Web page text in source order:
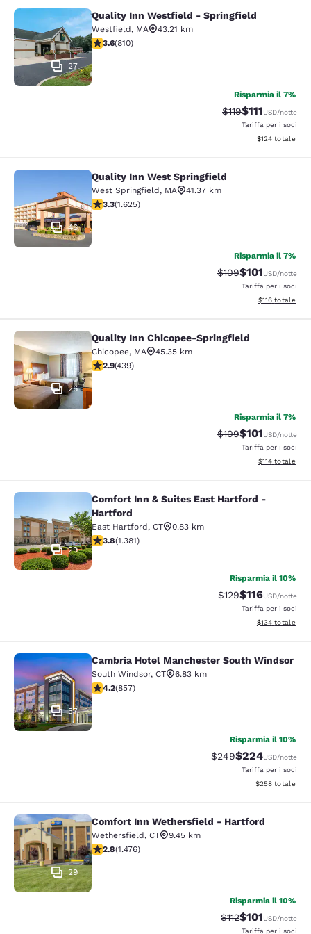
Quality Inn Westfield - Springfield
27
Quality Inn Westfield - Springfield
Westfield, MA
43.21 km
Valutazione di 3.6 stelle. Buono. 810 recensioni
3.6(810)
Risparmia il 7%
Tariffa di
$119Tariffa
$111USD/notte
Tariffa per i soci
Visualizza i
$124 totale
Quality Inn West Springfield
46
Quality Inn West Springfield
West Springfield, MA
41.37 km
Valutazione di 3.3 stelle. Buono. 1625 recensioni
3.3(1.625)
Risparmia il 7%
Tariffa di barratura:
$109Tariffa
$101USD/notte
Tariffa per i soci
Visualizza i
$116 totale
Quality Inn Chicopee-Springfield
26
Quality Inn Chicopee-Springfield
Chicopee, MA
45.35 km
Valutazione di 2.87 stelle. Discreto. 439 recensioni
2.9(439)
Risparmia il 7%
Tariffa di barratura:
$109Tariffa
$101USD/notte
Tariffa per i soci
Visualizza i
$114 totale
Comfort Inn & Suites East
29
Comfort Inn & Suites East Hartford -
Hartford
East Hartford, CT
0.83 km
Valutazione di 3.75 stelle. Buono. 1381 recensioni
3.8(1.381)
Risparmia il 10%
Tariffa di
$129Tariffa
$116USD/notte
Tariffa per i soci
Visualizza i
$134 totale
Cambria Hotel Manchester South
57
Cambria Hotel Manchester South Windsor
South Windsor, CT
6.83 km
Valutazione di 4.22 stelle. Ottimo. 857 recensioni
4.2(857)
Risparmia il 10%
Tariffa di barratura:
$249Tariffa
$224USD/notte
Tariffa per i soci
Visualizza i
$258 totale
Comfort Inn Wethersfield - Hartford
29
Comfort Inn Wethersfield - Hartford
Wethersfield, CT
9.45 km
Valutazione di 2.82 stelle. Discreto. 1476 recensioni
2.8(1.476)
Risparmia il 10%
Tariffa di
$112Tariffa
$101USD/notte
Tariffa per i soci